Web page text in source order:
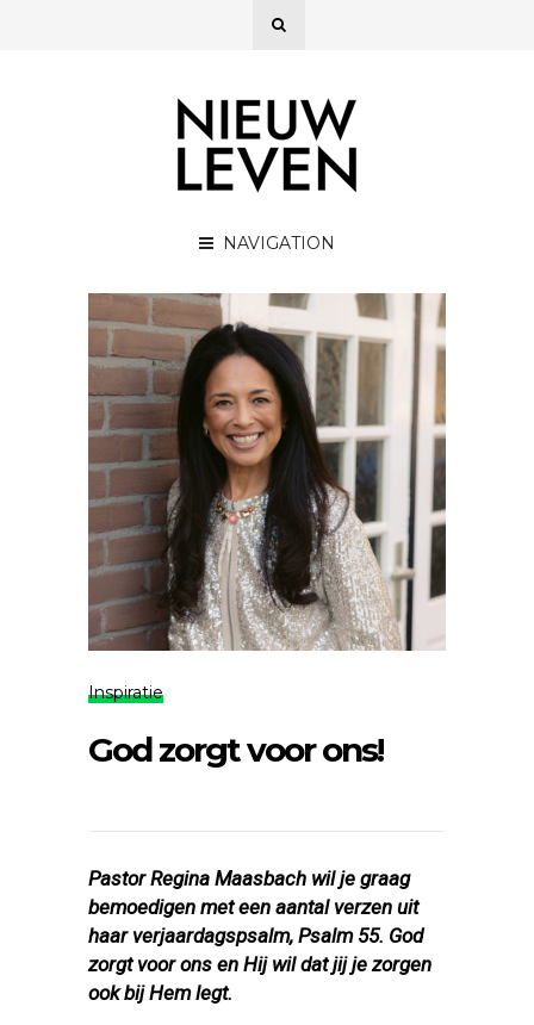
NAVIGATION
Inspiratie
God zorgt voor ons!
Pastor Regina Maasbach wil je graag
bemoedigen met een aantal verzen uit
haar verjaardagspsalm, Psalm 55. God
zorgt voor ons en Hij wil dat jij je zorgen
ook bij Hem legt.